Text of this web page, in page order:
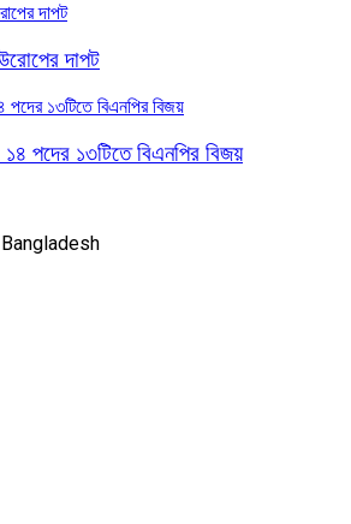
দাপট
১৪ পদের ১৩টিতে বিএনপির বিজয়